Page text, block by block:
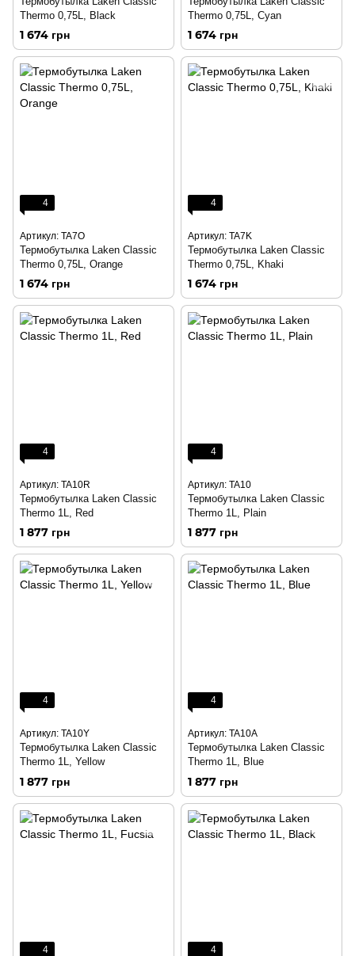
Thermo 0,75L, Black
1 674 грн
Thermo 0,75L, Cyan
1 674 грн
4
Артикул: TA7O
Термобутылка Laken Classic
Thermo 0,75L, Orange
1 674 грн
4
Артикул: TA7K
Термобутылка Laken Classic
Thermo 0,75L, Khaki
1 674 грн
4
Артикул: TA10R
Термобутылка Laken Classic
Thermo 1L, Red
1 877 грн
4
Артикул: TA10
Термобутылка Laken Classic
Thermo 1L, Plain
1 877 грн
4
Артикул: TA10Y
Термобутылка Laken Classic
Thermo 1L, Yellow
1 877 грн
4
Артикул: TA10A
Термобутылка Laken Classic
Thermo 1L, Blue
1 877 грн
4 4